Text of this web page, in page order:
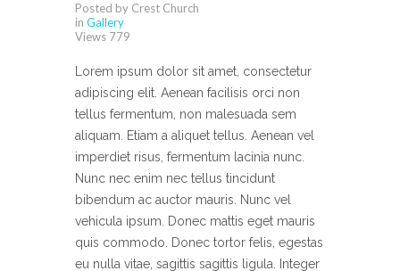
Posted by Crest Church
in Gallery
Views 779
Lorem ipsum dolor sit amet, consectetur
adipiscing elit. Aenean facilisis orci non
tellus fermentum, non malesuada sem
aliquam. Etiam a aliquet tellus. Aenean vel
imperdiet risus, fermentum lacinia nunc.
Nunc nec enim nec tellus tincidunt
bibendum ac auctor mauris. Nunc vel
vehicula ipsum. Donec mattis eget mauris
quis commodo. Donec tortor felis, egestas
eu nulla vitae, sagittis sagittis ligula. Integer